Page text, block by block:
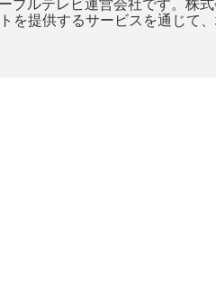
ブルテレビ運営会社です。株
を提供するサービスを通じて